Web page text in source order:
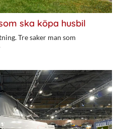
ska köpa husbil
Tre saker man som